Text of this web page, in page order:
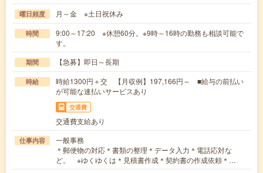
曜日頻度 月～金 ※土日祝休み
時間
9:00～17:20 ※休憩60分。※9時～16時の勤務も相談可能で
す。
期間 【急募】即日～長期
時給
時給1300円＋交 【月収例】197,166円～ ■給与の前払い
が可能な速払いサービスあり
交通費
交通費支給あり
仕事内容
一般事務
＊郵便物の対応＊書類の整理＊データ入力＊電話応対な
ど。 ※ゆくゆくは＊見積書作成＊契約書の作成依頼＊…